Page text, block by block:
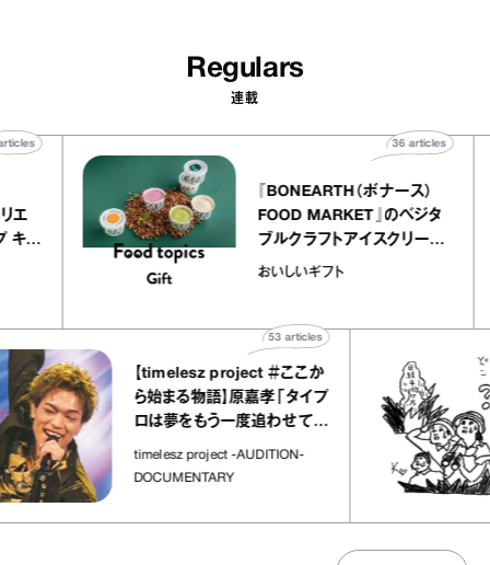
Regulars
連載
トリエ
ープ キャ
40articles
『BONEARTH（ボナース）
FOOD MARKET』のベジタ
ブルクラフトアイスクリーム
｜真野知子の「おいしいギフ
おいしいギフト
36articles
【timelesz project ＃ここか
ら始まる物語】原嘉孝「タイプ
ロは夢をもう一度追わせてく
れた場所」
timelesz project -AUDITION-
DOCUMENTARY
articles